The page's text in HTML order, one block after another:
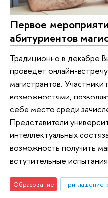
Первое
абитуриентов
Традиционно в декабре
проведет онлайн-
магистрантов. Участники
возможностями,
себе место среди
Представители
интеллектуальных
возможность получить
вступительные
Образование приглашение